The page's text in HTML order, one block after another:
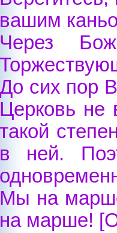
вашим
Через
До сих пор
Церковь не
такой
в ней.
Мы на
на марше!